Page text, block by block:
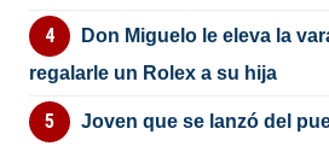
Don Miguelo le eleva la
regalarle un Rolex a su hija
Joven que se lanzó del